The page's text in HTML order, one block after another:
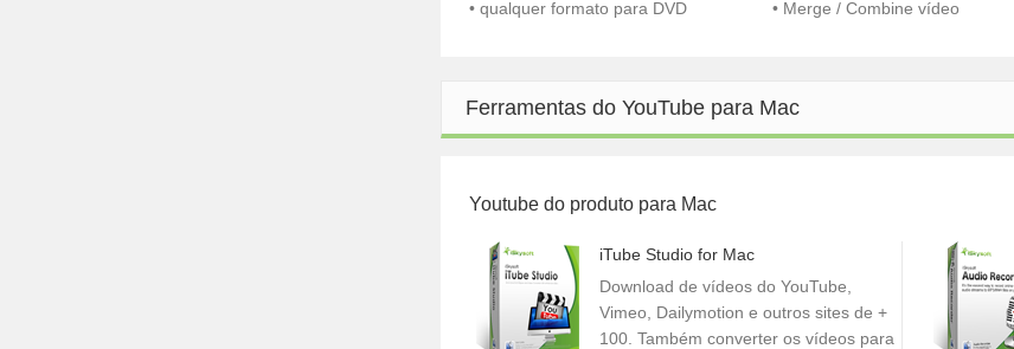
• qualquer formato para DVD
• Merge / Combine vídeo
Ferramentas do YouTube para Mac
Youtube do produto para Mac
iTube Studio for Mac
Download de vídeos do YouTube,
Vimeo, Dailymotion e outros sites de +
100. Também converter os vídeos para